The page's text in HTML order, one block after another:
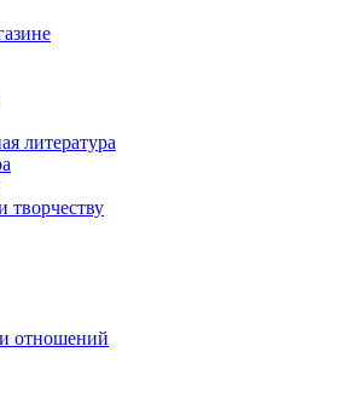
литература
отношений